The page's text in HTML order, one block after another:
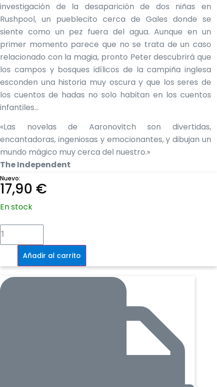
investigación de la desaparición de dos niñas en
Rushpool, un pueblecito cerca de Gales donde se
siente como un pez fuera del agua. Aunque en un
primer momento parece que no se trata de un caso
relacionado con la magia, pronto Peter descubrirá que
los campos y bosques idílicos de la campiña inglesa
esconden una historia muy oscura y que los seres de
los cuentos de hadas no solo habitan en los cuentos
infantiles…
«Las novelas de Aaronovitch son divertidas,
encantadoras, ingeniosas y emocionantes, y dibujan un
mundo mágico muy cerca del nuestro.»
The Independent
Nuevo:
17,90 €
En stock
Verano
venenoso
Firmado
cantidad
Añadir al carrito